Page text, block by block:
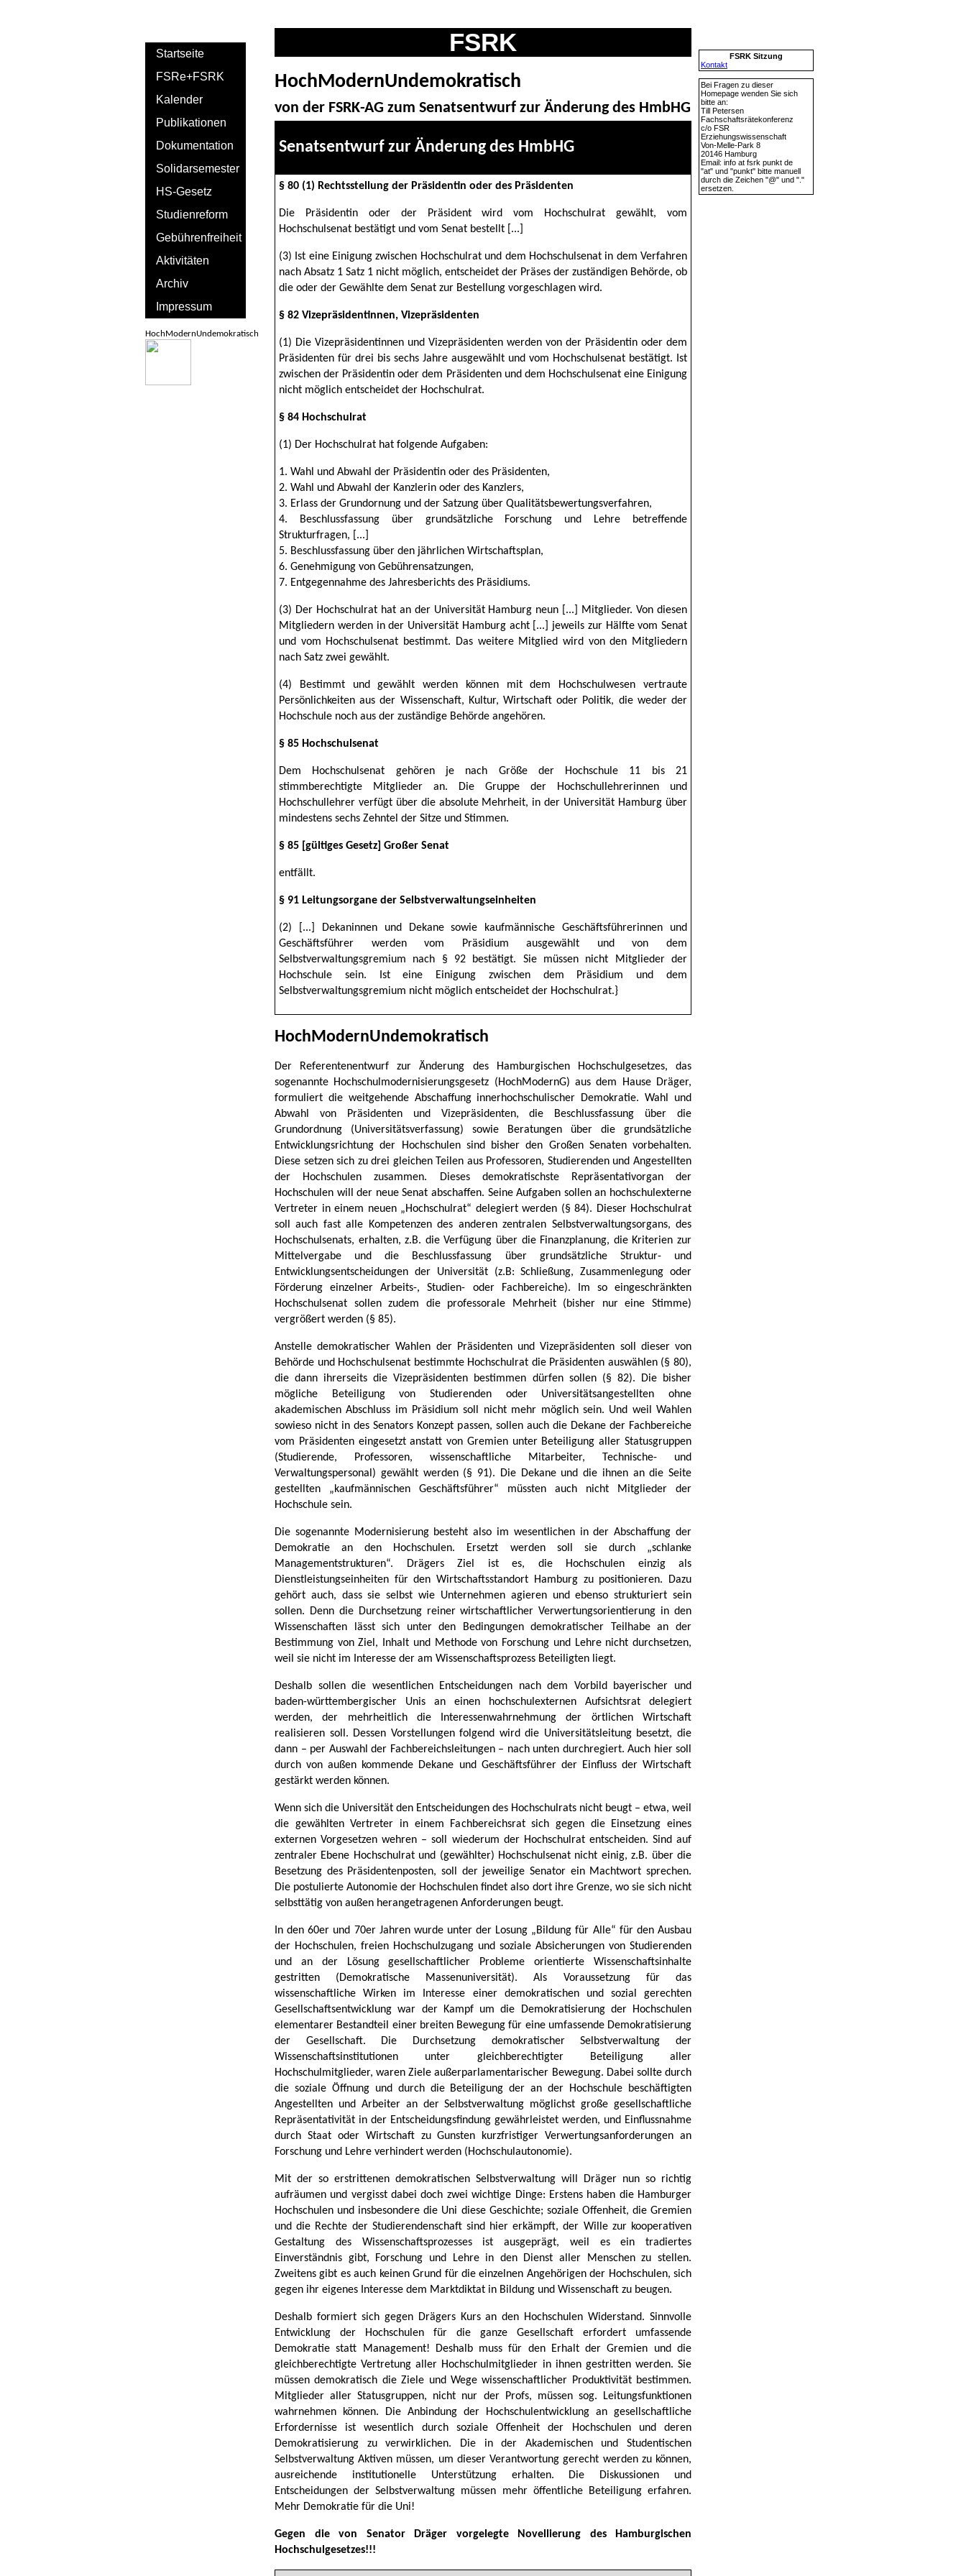
FSRK
HochModernUndemokratisch
von der FSRK-AG zum Senatsentwurf zur Änderung des HmbHG
Senatsentwurf zur Änderung des HmbHG
§ 80 (1) Rechtsstellung der Präsidentin oder des Präsidenten
Die Präsidentin oder der Präsident wird vom Hochschulrat gewählt, vom
Hochschulsenat bestätigt und vom Senat bestellt [...]
(3) Ist eine Einigung zwischen Hochschulrat und dem Hochschulsenat in dem Verfahren
nach Absatz 1 Satz 1 nicht möglich, entscheidet der Präses der zuständigen Behörde, ob
die oder der Gewählte dem Senat zur Bestellung vorgeschlagen wird.
§ 82 Vizepräsidentinnen, Vizepräsidenten
(1) Die Vizepräsidentinnen und Vizepräsidenten werden von der Präsidentin oder dem
Präsidenten für drei bis sechs Jahre ausgewählt und vom Hochschulsenat bestätigt. Ist
zwischen der Präsidentin oder dem Präsidenten und dem Hochschulsenat eine Einigung
nicht möglich entscheidet der Hochschulrat.
§ 84 Hochschulrat
(1) Der Hochschulrat hat folgende Aufgaben:
1. Wahl und Abwahl der Präsidentin oder des Präsidenten,
2. Wahl und Abwahl der Kanzlerin oder des Kanzlers,
3. Erlass der Grundornung und der Satzung über Qualitätsbewertungsverfahren,
4. Beschlussfassung über grundsätzliche Forschung und Lehre betreffende
Strukturfragen, [...]
5. Beschlussfassung über den jährlichen Wirtschaftsplan,
6. Genehmigung von Gebührensatzungen,
7. Entgegennahme des Jahresberichts des Präsidiums.
(3) Der Hochschulrat hat an der Universität Hamburg neun [...] Mitglieder. Von diesen
Mitgliedern werden in der Universität Hamburg acht [...] jeweils zur Hälfte vom Senat
und vom Hochschulsenat bestimmt. Das weitere Mitglied wird von den Mitgliedern
nach Satz zwei gewählt.
(4) Bestimmt und gewählt werden können mit dem Hochschulwesen vertraute
Persönlichkeiten aus der Wissenschaft, Kultur, Wirtschaft oder Politik, die weder der
Hochschule noch aus der zuständige Behörde angehören.
§ 85 Hochschulsenat
Dem Hochschulsenat gehören je nach Größe der Hochschule 11 bis 21
stimmberechtigte Mitglieder an. Die Gruppe der Hochschullehrerinnen und
Hochschullehrer verfügt über die absolute Mehrheit, in der Universität Hamburg über
mindestens sechs Zehntel der Sitze und Stimmen.
§ 85 [gültiges Gesetz] Großer Senat
entfällt.
§ 91 Leitungsorgane der Selbstverwaltungseinheiten
(2) [...] Dekaninnen und Dekane sowie kaufmännische Geschäftsführerinnen und
Geschäftsführer werden vom Präsidium ausgewählt und von dem
Selbstverwaltungsgremium nach § 92 bestätigt. Sie müssen nicht Mitglieder der
Hochschule sein. Ist eine Einigung zwischen dem Präsidium und dem
Selbstverwaltungsgremium nicht möglich entscheidet der Hochschulrat.}
HochModernUndemokratisch
Der Referentenentwurf zur Änderung des Hamburgischen Hochschulgesetzes, das
sogenannte Hochschulmodernisierungsgesetz (HochModernG) aus dem Hause Dräger,
formuliert die weitgehende Abschaffung innerhochschulischer Demokratie. Wahl und
Abwahl von Präsidenten und Vizepräsidenten, die Beschlussfassung über die
Grundordnung (Universitätsverfassung) sowie Beratungen über die grundsätzliche
Entwicklungsrichtung der Hochschulen sind bisher den Großen Senaten vorbehalten.
Diese setzen sich zu drei gleichen Teilen aus Professoren, Studierenden und Angestellten
der Hochschulen zusammen. Dieses demokratischste Repräsentativorgan der
Hochschulen will der neue Senat abschaffen. Seine Aufgaben sollen an hochschulexterne
Vertreter in einem neuen „Hochschulrat“ delegiert werden (§ 84). Dieser Hochschulrat
soll auch fast alle Kompetenzen des anderen zentralen Selbstverwaltungsorgans, des
Hochschulsenats, erhalten, z.B. die Verfügung über die Finanzplanung, die Kriterien zur
Mittelvergabe und die Beschlussfassung über grundsätzliche Struktur- und
Entwicklungsentscheidungen der Universität (z.B: Schließung, Zusammenlegung oder
Förderung einzelner Arbeits-, Studien- oder Fachbereiche). Im so eingeschränkten
Hochschulsenat sollen zudem die professorale Mehrheit (bisher nur eine Stimme)
vergrößert werden (§ 85).
Anstelle demokratischer Wahlen der Präsidenten und Vizepräsidenten soll dieser von
Behörde und Hochschulsenat bestimmte Hochschulrat die Präsidenten auswählen (§ 80),
die dann ihrerseits die Vizepräsidenten bestimmen dürfen sollen (§ 82). Die bisher
mögliche Beteiligung von Studierenden oder Universitätsangestellten ohne
akademischen Abschluss im Präsidium soll nicht mehr möglich sein. Und weil Wahlen
sowieso nicht in des Senators Konzept passen, sollen auch die Dekane der Fachbereiche
vom Präsidenten eingesetzt anstatt von Gremien unter Beteiligung aller Statusgruppen
(Studierende, Professoren, wissenschaftliche Mitarbeiter, Technische- und
Verwaltungspersonal) gewählt werden (§ 91). Die Dekane und die ihnen an die Seite
gestellten „kaufmännischen Geschäftsführer“ müssten auch nicht Mitglieder der
Hochschule sein.
Die sogenannte Modernisierung besteht also im wesentlichen in der Abschaffung der
Demokratie an den Hochschulen. Ersetzt werden soll sie durch „schlanke
Managementstrukturen“. Drägers Ziel ist es, die Hochschulen einzig als
Dienstleistungseinheiten für den Wirtschaftsstandort Hamburg zu positionieren. Dazu
gehört auch, dass sie selbst wie Unternehmen agieren und ebenso strukturiert sein
sollen. Denn die Durchsetzung reiner wirtschaftlicher Verwertungsorientierung in den
Wissenschaften lässt sich unter den Bedingungen demokratischer Teilhabe an der
Bestimmung von Ziel, Inhalt und Methode von Forschung und Lehre nicht durchsetzen,
weil sie nicht im Interesse der am Wissenschaftsprozess Beteiligten liegt.
Deshalb sollen die wesentlichen Entscheidungen nach dem Vorbild bayerischer und
baden-württembergischer Unis an einen hochschulexternen Aufsichtsrat delegiert
werden, der mehrheitlich die Interessenwahrnehmung der örtlichen Wirtschaft
realisieren soll. Dessen Vorstellungen folgend wird die Universitätsleitung besetzt, die
dann – per Auswahl der Fachbereichsleitungen – nach unten durchregiert. Auch hier soll
durch von außen kommende Dekane und Geschäftsführer der Einfluss der Wirtschaft
gestärkt werden können.
Wenn sich die Universität den Entscheidungen des Hochschulrats nicht beugt – etwa, weil
die gewählten Vertreter in einem Fachbereichsrat sich gegen die Einsetzung eines
externen Vorgesetzen wehren – soll wiederum der Hochschulrat entscheiden. Sind auf
zentraler Ebene Hochschulrat und (gewählter) Hochschulsenat nicht einig, z.B. über die
Besetzung des Präsidentenposten, soll der jeweilige Senator ein Machtwort sprechen.
Die postulierte Autonomie der Hochschulen findet also dort ihre Grenze, wo sie sich nicht
selbsttätig von außen herangetragenen Anforderungen beugt.
In den 60er und 70er Jahren wurde unter der Losung „Bildung für Alle“ für den Ausbau
der Hochschulen, freien Hochschulzugang und soziale Absicherungen von Studierenden
und an der Lösung gesellschaftlicher Probleme orientierte Wissenschaftsinhalte
gestritten (Demokratische Massenuniversität). Als Voraussetzung für das
wissenschaftliche Wirken im Interesse einer demokratischen und sozial gerechten
Gesellschaftsentwicklung war der Kampf um die Demokratisierung der Hochschulen
elementarer Bestandteil einer breiten Bewegung für eine umfassende Demokratisierung
der Gesellschaft. Die Durchsetzung demokratischer Selbstverwaltung der
Wissenschaftsinstitutionen unter gleichberechtigter Beteiligung aller
Hochschulmitglieder, waren Ziele außerparlamentarischer Bewegung. Dabei sollte durch
die soziale Öffnung und durch die Beteiligung der an der Hochschule beschäftigten
Angestellten und Arbeiter an der Selbstverwaltung möglichst große gesellschaftliche
Repräsentativität in der Entscheidungsfindung gewährleistet werden, und Einflussnahme
durch Staat oder Wirtschaft zu Gunsten kurzfristiger Verwertungsanforderungen an
Forschung und Lehre verhindert werden (Hochschulautonomie).
Mit der so erstrittenen demokratischen Selbstverwaltung will Dräger nun so richtig
aufräumen und vergisst dabei doch zwei wichtige Dinge: Erstens haben die Hamburger
Hochschulen und insbesondere die Uni diese Geschichte; soziale Offenheit, die Gremien
und die Rechte der Studierendenschaft sind hier erkämpft, der Wille zur kooperativen
Gestaltung des Wissenschaftsprozesses ist ausgeprägt, weil es ein tradiertes
Einverständnis gibt, Forschung und Lehre in den Dienst aller Menschen zu stellen.
Zweitens gibt es auch keinen Grund für die einzelnen Angehörigen der Hochschulen, sich
gegen ihr eigenes Interesse dem Marktdiktat in Bildung und Wissenschaft zu beugen.
Deshalb formiert sich gegen Drägers Kurs an den Hochschulen Widerstand. Sinnvolle
Entwicklung der Hochschulen für die ganze Gesellschaft erfordert umfassende
Demokratie statt Management! Deshalb muss für den Erhalt der Gremien und die
gleichberechtigte Vertretung aller Hochschulmitglieder in ihnen gestritten werden. Sie
müssen demokratisch die Ziele und Wege wissenschaftlicher Produktivität bestimmen.
Mitglieder aller Statusgruppen, nicht nur der Profs, müssen sog. Leitungsfunktionen
wahrnehmen können. Die Anbindung der Hochschulentwicklung an gesellschaftliche
Erfordernisse ist wesentlich durch soziale Offenheit der Hochschulen und deren
Demokratisierung zu verwirklichen. Die in der Akademischen und Studentischen
Selbstverwaltung Aktiven müssen, um dieser Verantwortung gerecht werden zu können,
ausreichende institutionelle Unterstützung erhalten. Die Diskussionen und
Entscheidungen der Selbstverwaltung müssen mehr öffentliche Beteiligung erfahren.
Mehr Demokratie für die Uni!
Gegen die von Senator Dräger vorgelegte Novellierung des Hamburgischen
Hochschulgesetzes!!!
Startseite
FSRe+FSRK
Kalender
Publikationen
Dokumentation
Solidarsemester
HS-Gesetz
Studienreform
Gebührenfreiheit
Aktivitäten
Archiv
Impressum
HochModernUndemokratisch
FSRK Sitzung
Kontakt
Bei Fragen zu dieser
Homepage wenden Sie sich
bitte an:
Till Petersen
Fachschaftsrätekonferenz
c/o FSR
Erziehungswissenschaft
Von-Melle-Park 8
20146 Hamburg
Email: info at fsrk punkt de
"at" und "punkt" bitte manuell
durch die Zeichen "@" und "."
ersetzen.